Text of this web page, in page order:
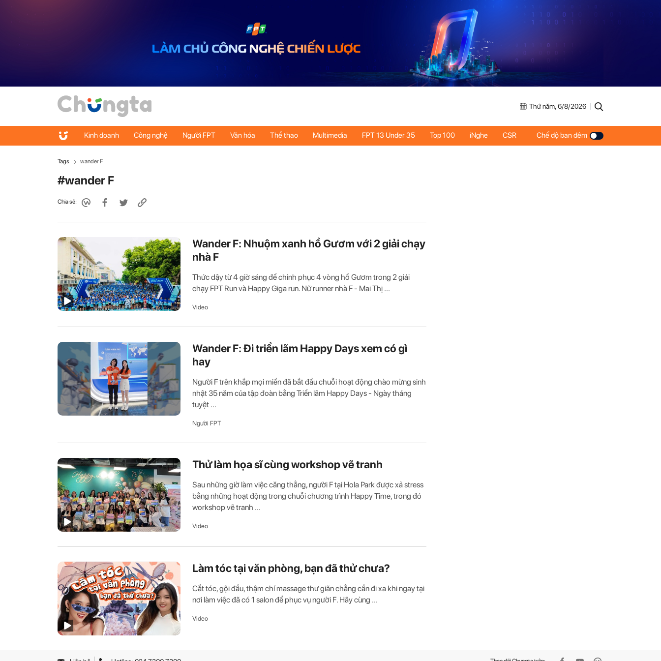
Thứ năm, 6/8/2026
Kinh doanh Công nghệ Người FPT Văn hóa Thể thao Multimedia FPT 13 Under 35 Top 100 iNghe CSR Chế độ ban đêm
Tags wander F
#wander F
Chia sẻ:
Wander F: Nhuộm xanh hồ Gươm với 2 giải chạy
nhà F
Thức dậy từ 4 giờ sáng để chinh phục 4 vòng hồ Gươm trong 2 giải
chạy FPT Run và Happy Giga run. Nữ runner nhà F - Mai Thị ...
Video
Wander F: Đi triển lãm Happy Days xem có gì
hay
Người F trên khắp mọi miền đã bắt đầu chuỗi hoạt động chào mừng sinh
nhật 35 năm của tập đoàn bằng Triển lãm Happy Days - Ngày tháng
tuyệt ...
Người FPT
Thử làm họa sĩ cùng workshop vẽ tranh
Sau những giờ làm việc căng thẳng, người F tại Hola Park được xả stress
bằng những hoạt động trong chuỗi chương trình Happy Time, trong đó
workshop vẽ tranh ...
Video
Làm tóc tại văn phòng, bạn đã thử chưa?
Cắt tóc, gội đầu, thậm chí massage thư giãn chẳng cần đi xa khi ngay tại
nơi làm việc đã có 1 salon để phục vụ người F. Hãy cùng ...
Video